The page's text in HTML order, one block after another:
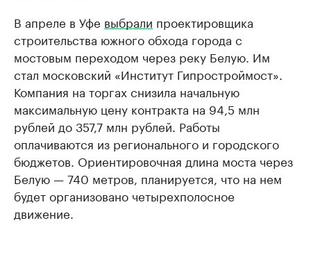
В апреле в Уфе выбрали проектировщика
строительства южного обхода города с
мостовым переходом через реку Белую. Им
стал московский «Институт Гипростроймост».
Компания на торгах снизила начальную
максимальную цену контракта на 94,5 млн
рублей до 357,7 млн рублей. Работы
оплачиваются из регионального и городского
бюджетов. Ориентировочная длина моста через
Белую — 740 метров, планируется, что на нем
будет организовано четырехполосное
движение.